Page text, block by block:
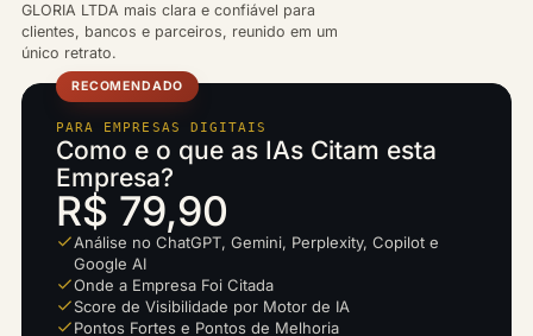
GLORIA LTDA mais clara e confiável para
clientes, bancos e parceiros, reunido em um
único retrato.
RECOMENDADO
PARA EMPRESAS DIGITAIS
Como e o que as IAs Citam esta
Empresa?
R$ 79,90
Análise no ChatGPT, Gemini, Perplexity, Copilot e
Google AI
Onde a Empresa Foi Citada
Score de Visibilidade por Motor de IA
Pontos Fortes e Pontos de Melhoria